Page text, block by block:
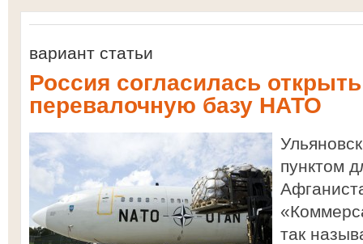
вариант статьи
Россия согласилась
перевалочную базу НАТО
пунктом
так